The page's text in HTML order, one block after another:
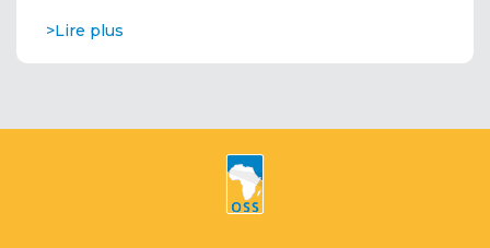
>Lire plus